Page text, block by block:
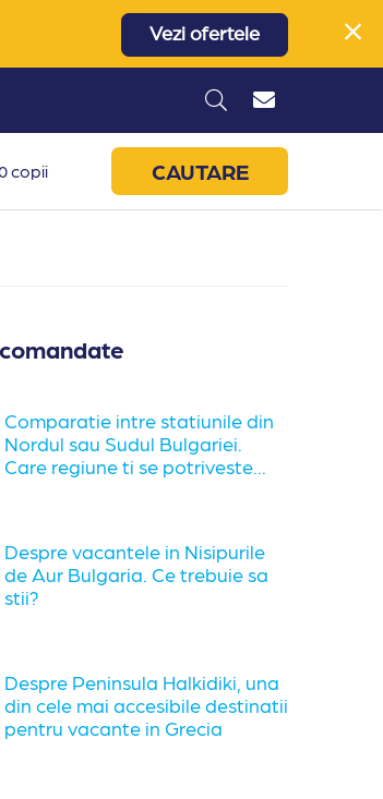
Vezi ofertele
copii CAUTARE
Comparatie intre statiunile din
Nordul sau Sudul Bulgariei.
Care regiune ti se potriveste...
Despre vacantele in Nisipurile
de Aur Bulgaria. Ce trebuie sa
stii?
Despre Peninsula Halkidiki, una
din cele mai accesibile destinatii
pentru vacante in Grecia